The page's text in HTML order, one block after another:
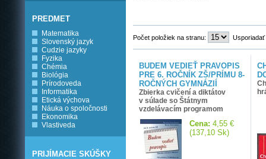
PREDMET
Matematika
Slovenský jazyk
Cudzie jazyky
Fyzika
Chémia
Biológia
Prírodoveda
Informatika
Etická výchova
Náuka o spoločnosti
Ekonomika
Vlastiveda
PRIJÍMACIE SKÚŠKY
Počet položiek na stranu:
BUDEM VEDIEŤ PRAVOPIS
PRE 6. ROČNÍK ZŠ/PRÍMU 8-
ROČNÝCH GYMNÁZIÍ
Zbierka cvičení a diktátov
v súlade so Štátnym
vzdelávacím programom
Cena: 4,55 €
(137,10 Sk)